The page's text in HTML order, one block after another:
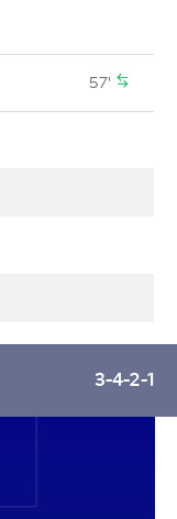
57'
3-4-2-1